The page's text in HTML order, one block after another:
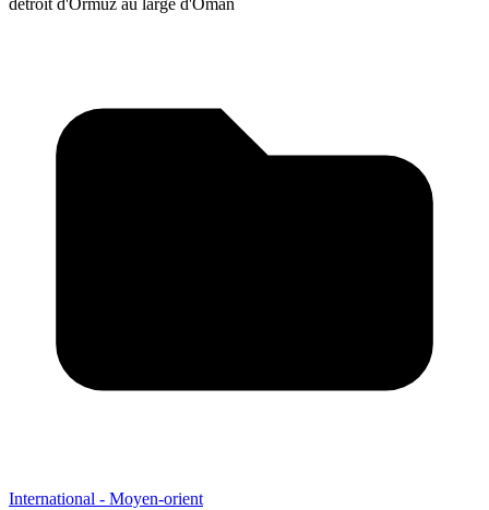
International - Moyen-orient